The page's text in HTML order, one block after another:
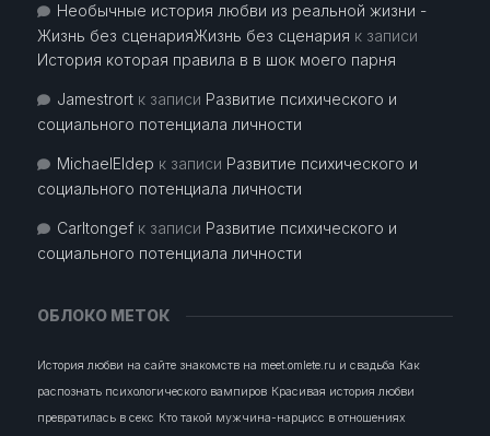
Необычные история любви из реальной жизни -
Жизнь без сценарияЖизнь без сценария к записи
История которая правила в в шок моего парня
Jamestrortк записи Развитие психического и
социального потенциала личности
MichaelEldep к записи Развитие психического и
социального потенциала личности
Carltongefк записи Развитие психического и
социального потенциала личности
ОБЛОКО МЕТОК
История любви на сайте знакомств на meet.omlete.ru и свадьба Как
распознать психологического вампиров Красивая история любви
превратилась в секс Кто такой мужчина-нарцисс в отношениях